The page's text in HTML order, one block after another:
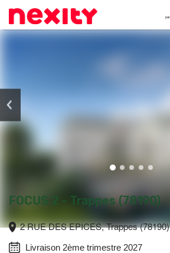
FOCUS 2 - Trappes (78190)
2 RUE DES EPICES, Trappes (78190)
Livraison 2ème trimestre 2027